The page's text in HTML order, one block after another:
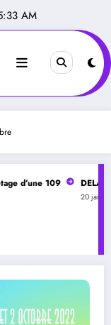
AM
d’une 109
20 janvier